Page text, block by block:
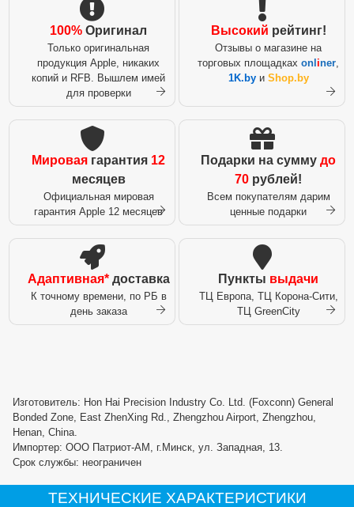
100% Оригинал
Только оригинальная
продукция Apple, никаких
копий и RFB. Вышлем имей
для проверки
Высокий рейтинг!
Отзывы о магазине на
торговых площадках onliner
1K.byи Shop.by
Мировая гарантия 12
месяцев
Официальная мировая
гарантия Apple 12 месяцев
Подарки на сумму до
70 рублей!
Всем покупателям дарим
ценные подарки
Адаптивная*доставка
К точному времени, по РБ в
день заказа
Пункты выдачи
ТЦ Европа, ТЦ Корона-Сити,
ТЦ GreenCity
Изготовитель: Hon Hai Precision Industry Co. Ltd. (Foxconn) General
Bonded Zone, East ZhenXing Rd., Zhengzhou Airport, Zhengzhou,
Henan, China.
Импортер: ООО Патриот-АМ, г.Минск, ул. Западная, 13.
Срок службы: неограничен
ТЕХНИЧЕСКИЕ ХАРАКТЕРИСТИКИ